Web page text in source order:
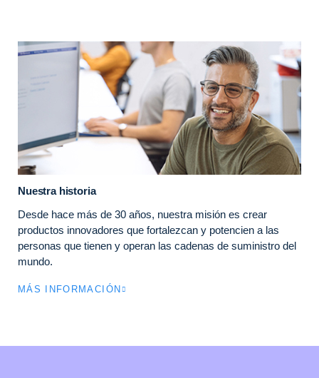
Nuestra historia
Desde hace más de 30 años, nuestra misión es crear
productos innovadores que fortalezcan y potencien a las
personas que tienen y operan las cadenas de suministro del
mundo.
MÁS INFORMACIÓN